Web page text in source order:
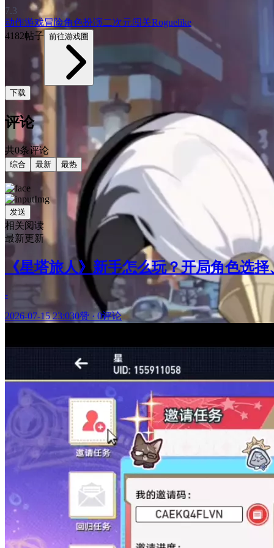
7.3
动作游戏冒险角色扮演二次元闯关Roguelike
4182帖子 前往游戏圈
下载
评论
共0条评论
综合 最新 最热
发送
相关阅读
最新更新
《星塔旅人》新手怎么玩？开局角色选
-
2026-07-15 23:030赞 · 0评论